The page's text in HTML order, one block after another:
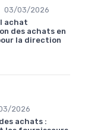
03/03/2026
achat
des achats en
la direction
2026
achats :